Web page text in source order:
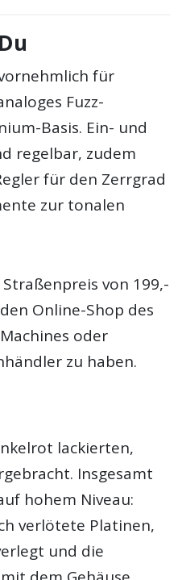
für
Fuzz-
Basis. Ein- und
regelbar, zudem
für den Zerrgrad
zur tonalen
von 199,-
Online-Shop des
oder
zu haben.
lackierten,
Insgesamt
hohem Niveau:
verlötete Platinen,
und die